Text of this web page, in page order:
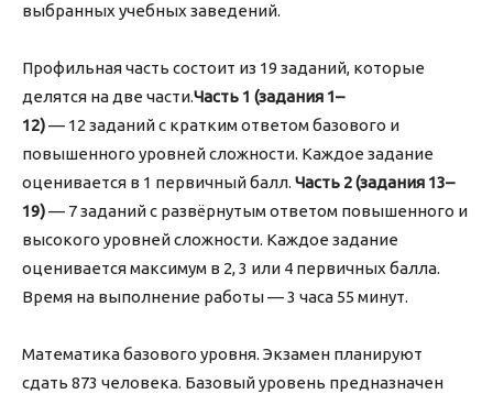
выбранных учебных заведений.
Профильная часть состоит из 19 заданий, которые
делятся на две части.Часть 1 (задания 1–
12)— 12 заданий с кратким ответом базового и
повышенного уровней сложности. Каждое задание
оценивается в 1 первичный балл. Часть 2 (задания 13–
19)— 7 заданий с развёрнутым ответом повышенного и
высокого уровней сложности. Каждое задание
оценивается максимум в 2, 3 или 4 первичных балла.
Время на выполнение работы — 3 часа 55 минут.
Математика базового уровня. Экзамен планируют
сдать 873 человека. Базовый уровень предназначен